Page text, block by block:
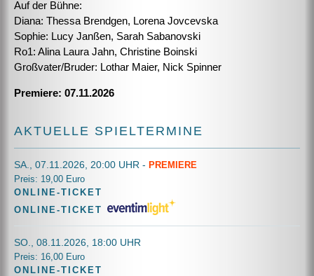
Auf der Bühne:
Diana: Thessa Brendgen, Lorena Jovcevska
Sophie: Lucy Janßen, Sarah Sabanovski
Ro1: Alina Laura Jahn, Christine Boinski
Großvater/Bruder: Lothar Maier, Nick Spinner
Premiere: 07.11.2026
AKTUELLE SPIELTERMINE
SA., 07.11.2026, 20:00 UHR - PREMIERE
Preis: 19,00 Euro
ONLINE-TICKET
ONLINE-TICKET
SO., 08.11.2026, 18:00 UHR
Preis: 16,00 Euro
ONLINE-TICKET